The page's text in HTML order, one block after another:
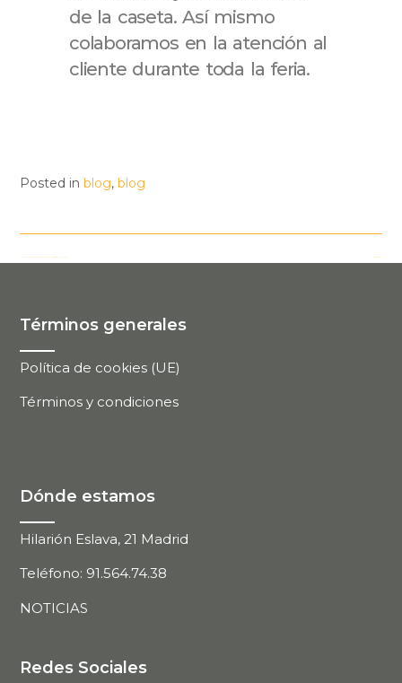
de la caseta. Así mismo
colaboramos en la atención al
cliente durante toda la feria.
Posted in blog, blog
Términos generales
Política de cookies (UE)
Términos y condiciones
Dónde estamos
Hilarión Eslava, 21 Madrid
Teléfono: 91.564.74.38
NOTICIAS
Redes Sociales